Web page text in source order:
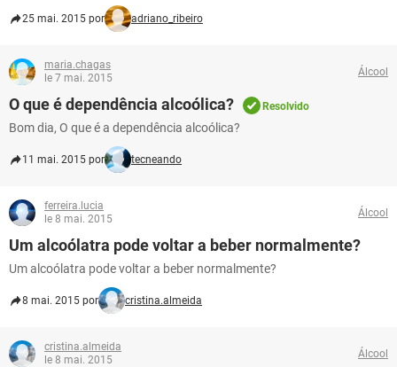
25 mai. 2015 por adriano_ribeiro
maria.chagas
le 7 mai. 2015
Álcool
O que é dependência alcoólica? Resolvido
Bom dia, O que é a dependência alcoólica?
11 mai. 2015 por tecneando
ferreira.lucia
le 8 mai. 2015
Álcool
Um alcoólatra pode voltar a beber normalmente?
Um alcoólatra pode voltar a beber normalmente?
8 mai. 2015 por cristina.almeida
cristina.almeida
le 8 mai. 2015
Álcool